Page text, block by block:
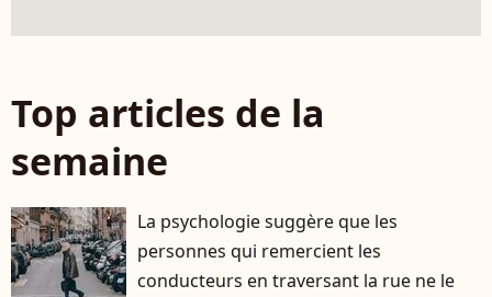
Top articles de la
semaine
La psychologie suggère que les
personnes qui remercient les
conducteurs en traversant la rue ne le